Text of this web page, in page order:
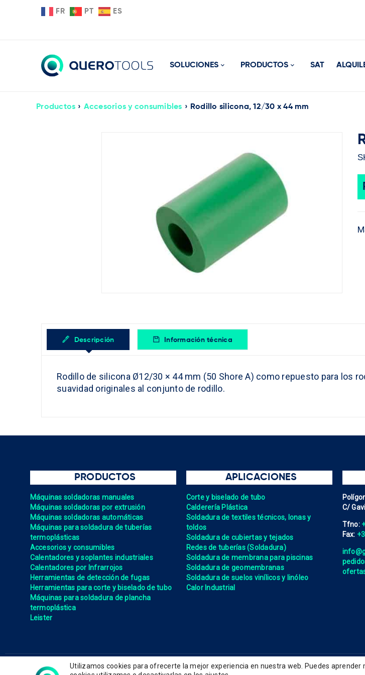
FR PT ES
SOLUCIONES PRODUCTOS SAT
Productos › Accesorios y consumibles › Rodillo silicona, 12/30 x 44 mm
Descripción Información técnica
Rodillo de silicona Ø12/30 × 44 mm (50 Shore A) como repuesto para los
suavidad originales al conjunto de rodillo.
PRODUCTOS
Máquinas soldadoras manuales
Máquinas soldadoras por extrusión
Máquinas soldadoras automáticas
Máquinas para soldadura de tuberías
termoplásticas
Accesorios y consumibles
Calentadores y soplantes industriales
Calentadores por Infrarrojos
Herramientas de detección de fugas
Herramientas para corte y biselado de tubo
Máquinas para soldadura de plancha
termoplástica
Leister
APLICACIONES
Corte y biselado de tubo
Calderería Plástica
Soldadura de textiles técnicos, lonas y
toldos
Soldadura de cubiertas y tejados
Redes de tuberías (Soldadura)
Soldadura de membrana para piscinas
Soldadura de geomembranas
Soldadura de suelos vinílicos y linóleo
Calor Industrial
C/
Tfno:
Fax:
Política de privacidad Política de cookies Política de gestión
Utilizamos cookies para ofrecerte la mejor experiencia en nuestra web. Puedes aprender